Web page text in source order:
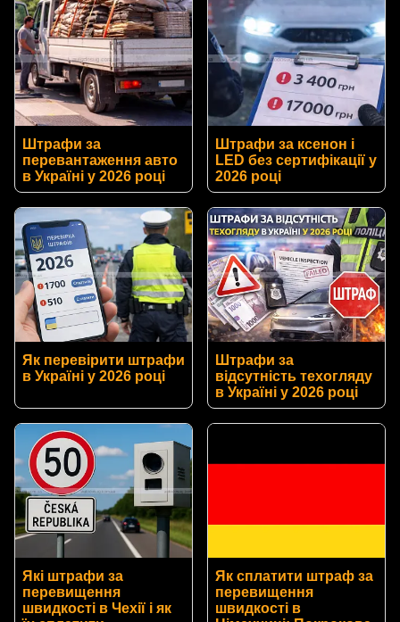
Штрафи за
перевантаження авто
в Україні у 2026 році
Штрафи за ксенон і
LED без сертифікації у
2026 році
Як перевірити штрафи
в Україні у 2026 році
Штрафи за
відсутність техогляду
в Україні у 2026 році
Які штрафи за
перевищення
швидкості в Чехії і як
Як сплатити штраф за
перевищення
швидкості в